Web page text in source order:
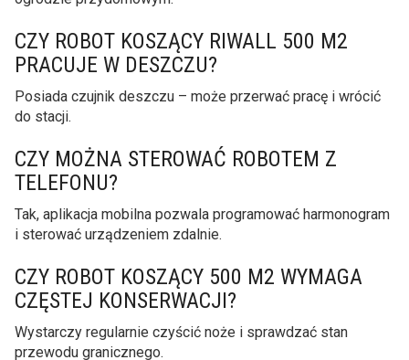
CZY ROBOT KOSZĄCY RIWALL 500 M2
PRACUJE W DESZCZU?
Posiada czujnik deszczu – może przerwać pracę i wrócić
do stacji.
CZY MOŻNA STEROWAĆ ROBOTEM Z
TELEFONU?
Tak, aplikacja mobilna pozwala programować harmonogram
i sterować urządzeniem zdalnie.
CZY ROBOT KOSZĄCY 500 M2 WYMAGA
CZĘSTEJ KONSERWACJI?
Wystarczy regularnie czyścić noże i sprawdzać stan
przewodu granicznego.